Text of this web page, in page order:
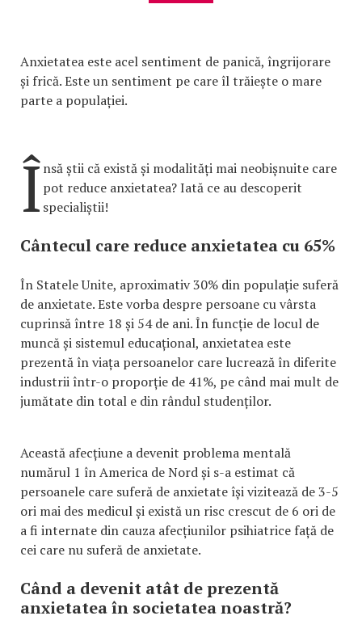
Anxietatea este acel sentiment de panică, îngrijorare
și frică. Este un sentiment pe care îl trăiește o mare
parte a populației.
Însă știi că există și modalități mai neobișnuite care
pot reduce anxietatea? Iată ce au descoperit
specialiștii!
Cântecul care reduce anxietatea cu 65%
În Statele Unite, aproximativ 30% din populație suferă
de anxietate. Este vorba despre persoane cu vârsta
cuprinsă între 18 și 54 de ani. În funcție de locul de
muncă și sistemul educațional, anxietatea este
prezentă în viața persoanelor care lucrează în diferite
industrii într-o proporție de 41%, pe când mai mult de
jumătate din total e din rândul studenților.
Această afecțiune a devenit problema mentală
numărul 1 în America de Nord și s-a estimat că
persoanele care suferă de anxietate își vizitează de 3-5
ori mai des medicul și există un risc crescut de 6 ori de
a fi internate din cauza afecțiunilor psihiatrice față de
cei care nu suferă de anxietate.
Când a devenit atât de prezentă
anxietatea în societatea noastră?